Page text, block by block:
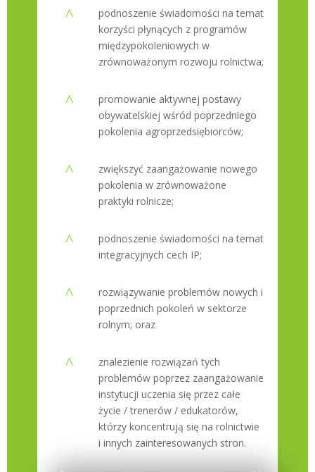
^
podnoszenie świadomości na temat
korzyści płynących z programów
międzypokoleniowych w
zrównoważonym rozwoju rolnictwa;
^
promowanie aktywnej postawy
obywatelskiej wśród poprzedniego
pokolenia agroprzedsiębiorców;
^
zwiększyć zaangażowanie nowego
pokolenia w zrównoważone
praktyki rolnicze;
^
podnoszenie świadomości na temat
integracyjnych cech IP;
^
rozwiązywanie problemów nowych i
poprzednich pokoleń w sektorze
rolnym; oraz
^
znalezienie rozwiązań tych
problemów poprzez zaangażowanie
instytucji uczenia się przez całe
życie / trenerów / edukatorów,
którzy koncentrują się na rolnictwie
i innych zainteresowanych stron.